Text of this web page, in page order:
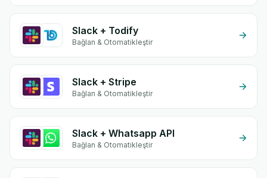
Slack + Todify
Bağlan & Otomatikleştir
Slack + Stripe
Bağlan & Otomatikleştir
Slack + Whatsapp API
Bağlan & Otomatikleştir